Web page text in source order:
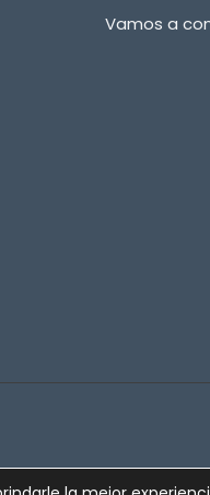
Vamos a